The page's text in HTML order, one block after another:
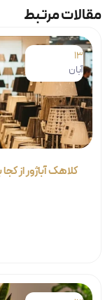
مقالات مرتبط
13
آبان
کلاهک آباژور از کجا بخرم؟ معرفی